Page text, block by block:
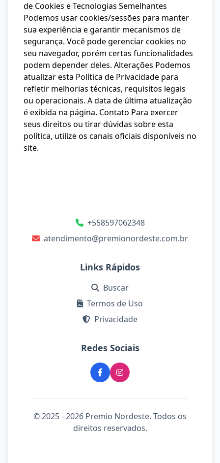
de Cookies e Tecnologias Semelhantes
Podemos usar cookies/sessões para manter
sua experiência e garantir mecanismos de
segurança. Você pode gerenciar cookies no
seu navegador, porém certas funcionalidades
podem depender deles. Alterações Podemos
atualizar esta Política de Privacidade para
refletir melhorias técnicas, requisitos legais
ou operacionais. A data de última atualização
é exibida na página. Contato Para exercer
seus direitos ou tirar dúvidas sobre esta
política, utilize os canais oficiais disponíveis no
site.
+558597062348
atendimento@premionordeste.com.br
Links Rápidos
Buscar
Termos de Uso
Privacidade
Redes Sociais
© 2025 - 2026 Premio Nordeste. Todos os
direitos reservados.